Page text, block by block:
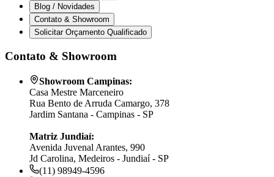
Blog / Novidades
Contato & Showroom
Solicitar Orçamento Qualificado
Contato & Showroom
Showroom Campinas:
Casa Mestre Marceneiro
Rua Bento de Arruda Camargo, 378
Jardim Santana - Campinas - SP
Matriz Jundiaí:
Avenida Juvenal Arantes, 990
Jd Carolina, Medeiros - Jundiaí - SP
(11) 98949-4596